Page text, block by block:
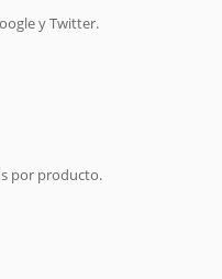
y Twitter.
por producto.